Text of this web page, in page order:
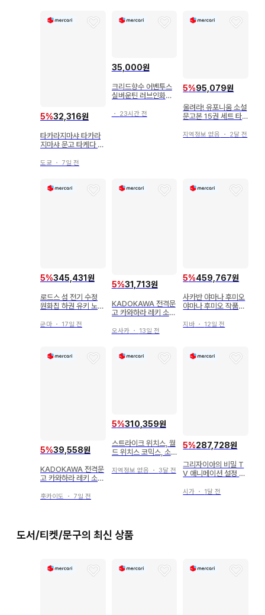
5%32,316원
타카라지마샤 타카라
지마샤 문고 타케다 아
릿카 고등학교 마칭 밴
도쿄 ・ 7일 전
35,000원
크리드향수 어벤투스
실버운틴 러브인화이
르・ 23시간 전
5%95,079원
울려라! 유포니움 소설
문고본 15권 세트 타
지역정보 없음 ・ 2달 전
5%345,431원
로드스 섬 전기 수정
원화집 하권 유키 노부
군마 ・ 17일 전
5%31,713원
KADOKAWA 전격문
고 카와하라 레키 소드
링 7 28
오사카・ 13일 전
5%459,767원
사카반 야마나 후미오
야마나 후미오 작품집
지바 ・ 12일 전
5%39,558원
KADOKAWA 전격문
고 카와하라 레키 소드
에디션 리믹스
홋카이도 ・ 7일 전
5%310,359원
스트라이크 위치스, 월
드 위치스 코믹스, 소
지역정보 없음 ・ 3달 전
5%287,728원
그리자이아의 비밀 T
V 애니메이션 설정 자
시가 ・ 1달 전
도서/티켓/문구의 최신 상품